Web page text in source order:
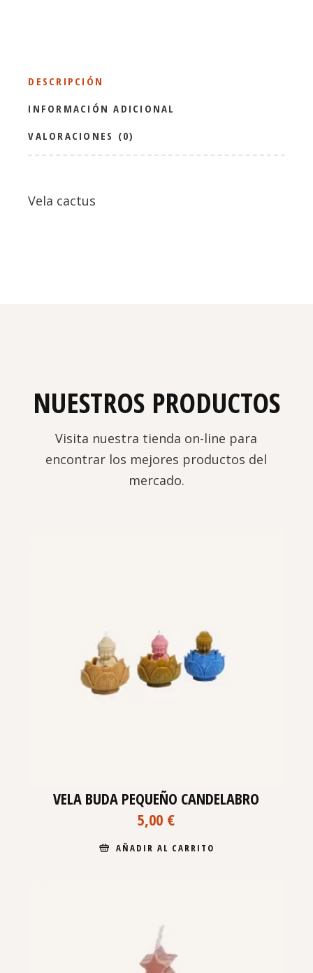
DESCRIPCIÓN
INFORMACIÓN ADICIONAL
VALORACIONES (0)
Vela cactus
NUESTROS PRODUCTOS
Visita nuestra tienda on-line para
encontrar los mejores productos del
mercado.
VELA BUDA PEQUEÑO CANDELABRO
5,00 €
AÑADIR AL CARRITO